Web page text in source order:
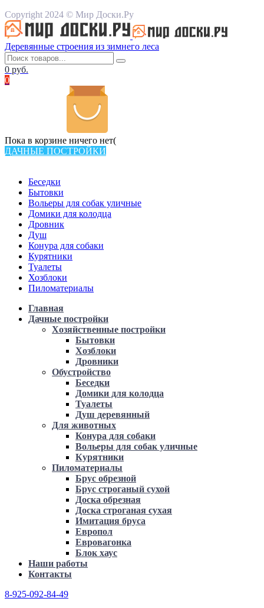
Copyright 2024 © Мир Доски.Ру
Деревянные строения из зимнего леса
0 руб.
0
Пока в корзине ничего нет(
ДАЧНЫЕ ПОСТРОЙКИ
Беседки
Бытовки
Вольеры для собак уличные
Домики для колодца
Дровник
Душ
Конура для собаки
Курятники
Туалеты
Хозблоки
Пиломатериалы
Главная
Дачные постройки
Хозяйственные постройки
Бытовки
Хозблоки
Дровники
Обустройство
Беседки
Домики для колодца
Туалеты
Душ деревянный
Для животных
Конура для собаки
Вольеры для собак уличные
Курятники
Пиломатериалы
Брус обрезной
Брус строганый сухой
Доска обрезная
Доска строганая сухая
Имитация бруса
Европол
Евровагонка
Блок хаус
Наши работы
Контакты
8-925-092-84-49